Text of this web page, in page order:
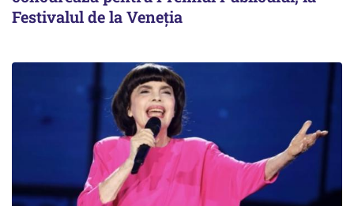
Festivalul de la Veneția